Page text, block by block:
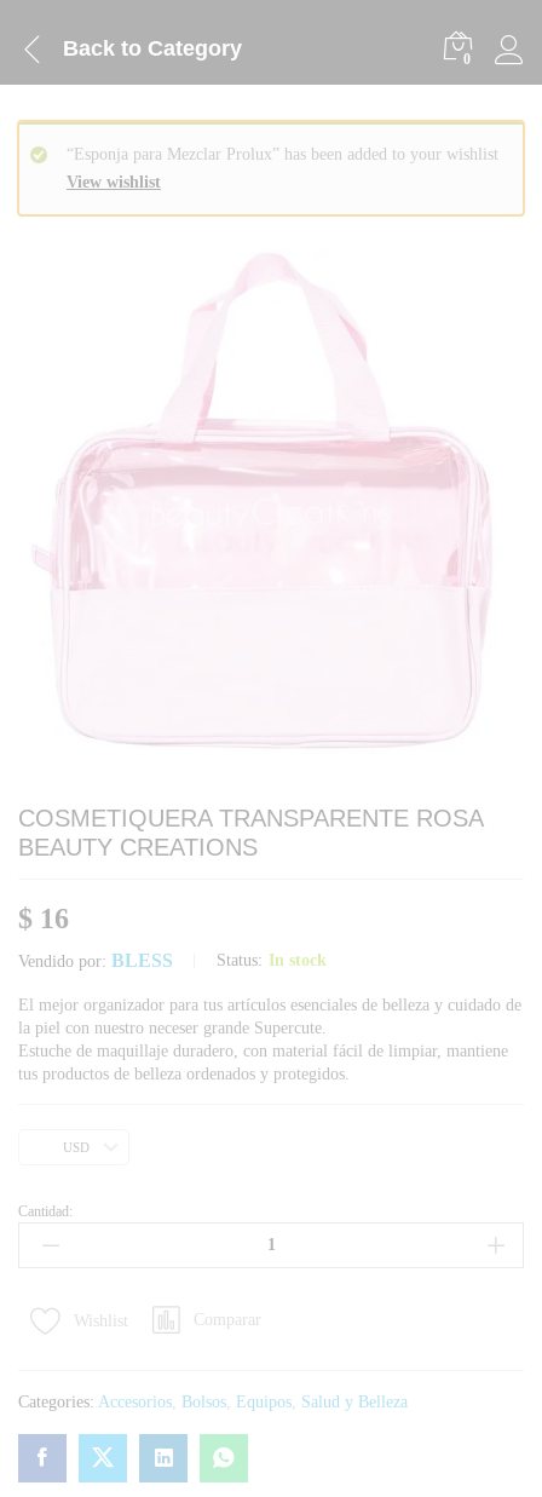
Back to Category 0
View wishlist
“Esponja para Mezclar Prolux” has been added to your wishlist
COSMETIQUERA TRANSPARENTE ROSA
BEAUTY CREATIONS
$ 16
Vendido por: BLESS Status: In stock
El mejor organizador para tus artículos esenciales de belleza y cuidado de
la piel con nuestro neceser grande Supercute.
Estuche de maquillaje duradero, con material fácil de limpiar, mantiene
tus productos de belleza ordenados y protegidos.
USD
Cantidad:
Wishlist Comparar
Categories: Accesorios Bolsos Equipos Salud y Belleza